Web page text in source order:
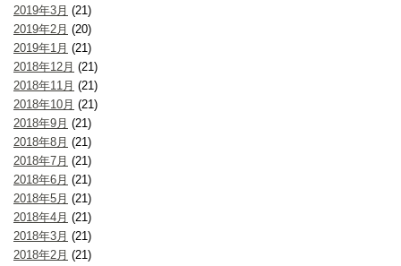
2019年3月 (21)
2019年2月 (20)
2019年1月 (21)
2018年12月 (21)
2018年11月 (21)
2018年10月 (21)
2018年9月 (21)
2018年8月 (21)
2018年7月 (21)
2018年6月 (21)
2018年5月 (21)
2018年4月 (21)
2018年3月 (21)
2018年2月 (21)